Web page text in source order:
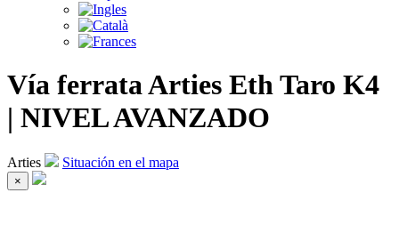
Vía ferrata Arties Eth Taro K4
| NIVEL AVANZADO
Arties Situación en el mapa
×